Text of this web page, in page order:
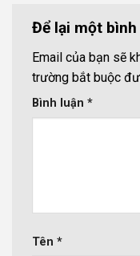
Để lại một bình
Email của bạn sẽ
trường bắt buộc
Bình luận *
Tên *